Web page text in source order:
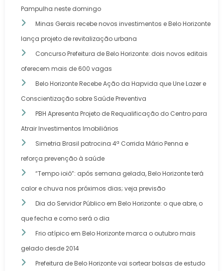
Pampulha neste domingo
Minas Gerais recebe novos investimentos e Belo Horizonte
lança projeto de revitalização urbana
Concurso Prefeitura de Belo Horizonte: dois novos editais
oferecem mais de 600 vagas
Belo Horizonte Recebe Ação da Hapvida que Une Lazer e
Conscientização sobre Saúde Preventiva
PBH Apresenta Projeto de Requalificação do Centro para
Atrair Investimentos Imobiliários
Simetria Brasil patrocina 4ª Corrida Mário Penna e
reforça prevenção à saúde
“Tempo ioiô”: após semana gelada, Belo Horizonte terá
calor e chuva nos próximos dias; veja previsão
Dia do Servidor Público em Belo Horizonte: o que abre, o
que fecha e como será o dia
Frio atípico em Belo Horizonte marca o outubro mais
gelado desde 2014
Prefeitura de Belo Horizonte vai sortear bolsas de estudo